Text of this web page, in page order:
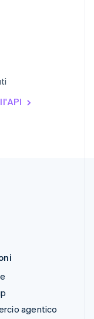
agentico